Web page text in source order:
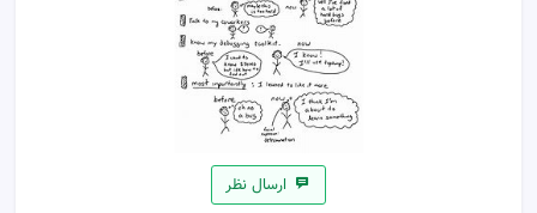
ارسال نظر